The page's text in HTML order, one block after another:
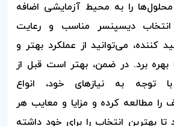
را به محیط آزمایشی اضافه
دیسپنسر مناسب و رعایت
کننده، می‌توانید از عملکرد بهتر و
بهره برد. در ضمن، بهتر است قبل از
توجه به نیازهای خود، انواع
مطالعه کرده و مزایا و معایب هر
تا بهترین انتخاب را برای خود داشته